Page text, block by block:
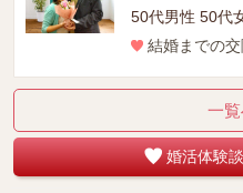
50代男性 50代
結婚までの
一
婚活体験